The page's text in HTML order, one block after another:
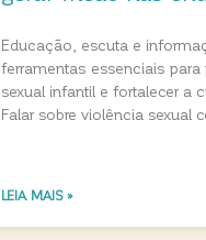
Educação, escuta e
ferramentas essenciais para
sexual infantil e fortalecer a
Falar sobre violência sexual
LEIA MAIS »